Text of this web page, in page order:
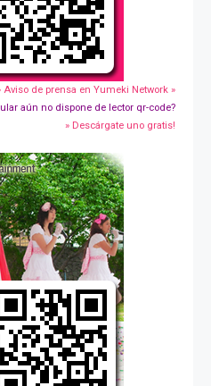
Aviso de prensa en Yumeki Network »
aún no dispone de lector qr-code?
» Descárgate uno gratis!